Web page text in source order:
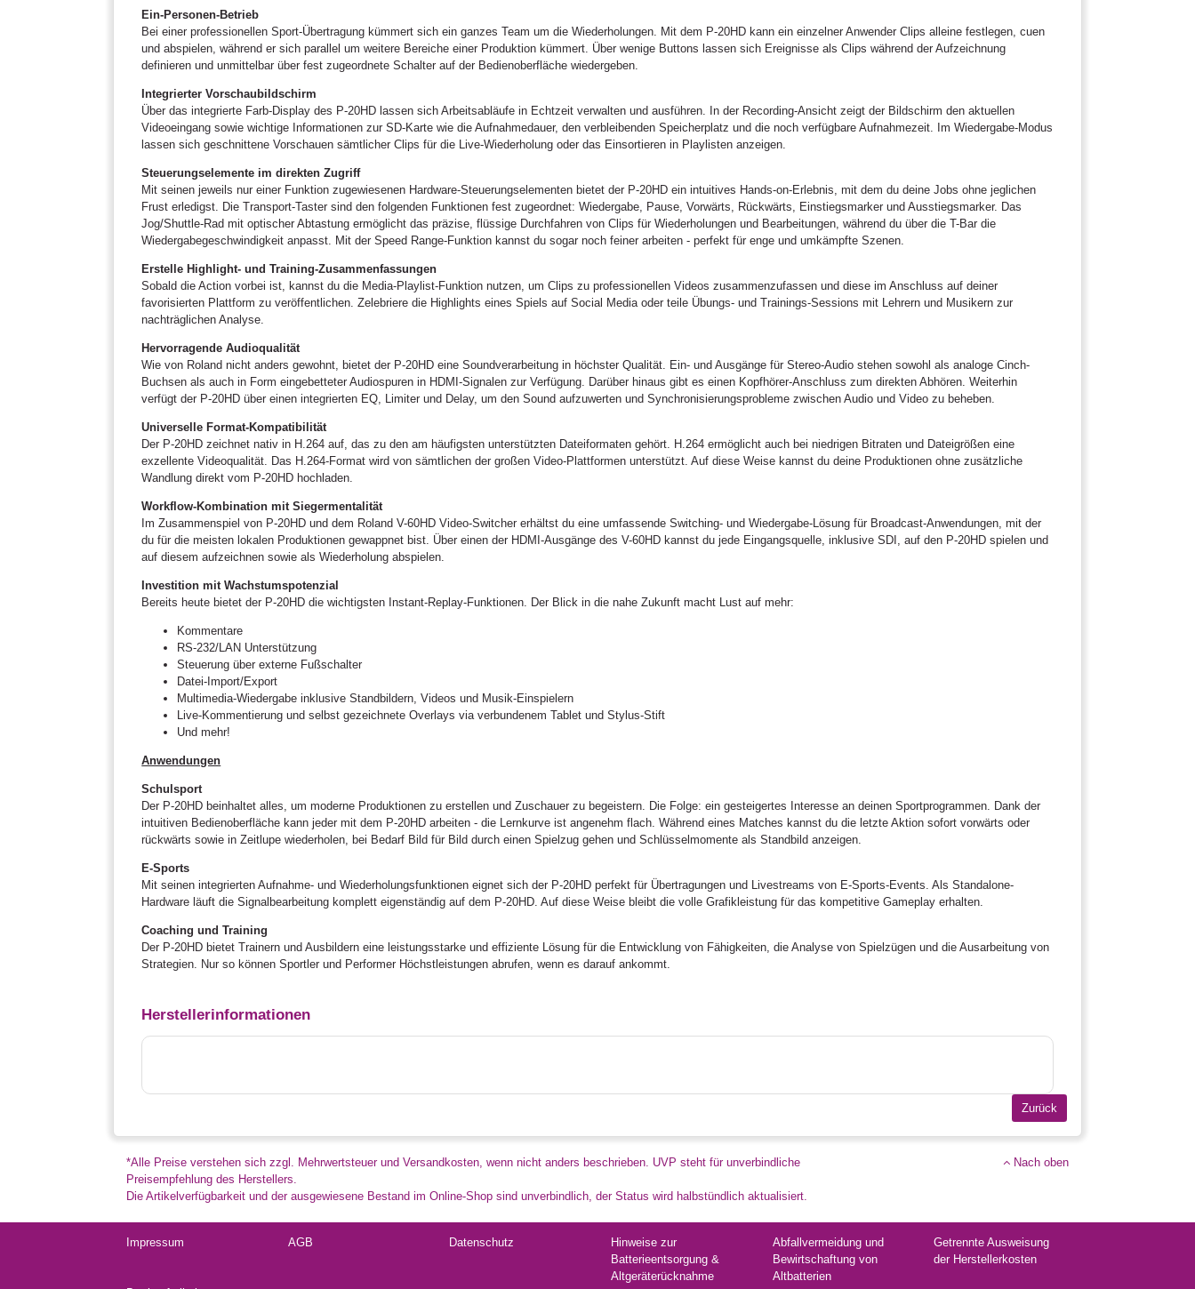
Ein-Personen-Betrieb
Bei einer professionellen Sport-Übertragung kümmert sich ein ganzes Team um die Wiederholungen. Mit dem P-20HD kann ein einzelner Anwender Clips alleine festlegen, cuen
und abspielen, während er sich parallel um weitere Bereiche einer Produktion kümmert. Über wenige Buttons lassen sich Ereignisse als Clips während der Aufzeichnung
definieren und unmittelbar über fest zugeordnete Schalter auf der Bedienoberfläche wiedergeben.
Integrierter Vorschaubildschirm
Über das integrierte Farb-Display des P-20HD lassen sich Arbeitsabläufe in Echtzeit verwalten und ausführen. In der Recording-Ansicht zeigt der Bildschirm den aktuellen
Videoeingang sowie wichtige Informationen zur SD-Karte wie die Aufnahmedauer, den verbleibenden Speicherplatz und die noch verfügbare Aufnahmezeit. Im Wiedergabe-Modus
lassen sich geschnittene Vorschauen sämtlicher Clips für die Live-Wiederholung oder das Einsortieren in Playlisten anzeigen.
Steuerungselemente im direkten Zugriff
Mit seinen jeweils nur einer Funktion zugewiesenen Hardware-Steuerungselementen bietet der P-20HD ein intuitives Hands-on-Erlebnis, mit dem du deine Jobs ohne jeglichen
Frust erledigst. Die Transport-Taster sind den folgenden Funktionen fest zugeordnet: Wiedergabe, Pause, Vorwärts, Rückwärts, Einstiegsmarker und Ausstiegsmarker. Das
Jog/Shuttle-Rad mit optischer Abtastung ermöglicht das präzise, flüssige Durchfahren von Clips für Wiederholungen und Bearbeitungen, während du über die T-Bar die
Wiedergabegeschwindigkeit anpasst. Mit der Speed Range-Funktion kannst du sogar noch feiner arbeiten - perfekt für enge und umkämpfte Szenen.
Erstelle Highlight- und Training-Zusammenfassungen
Sobald die Action vorbei ist, kannst du die Media-Playlist-Funktion nutzen, um Clips zu professionellen Videos zusammenzufassen und diese im Anschluss auf deiner
favorisierten Plattform zu veröffentlichen. Zelebriere die Highlights eines Spiels auf Social Media oder teile Übungs- und Trainings-Sessions mit Lehrern und Musikern zur
nachträglichen Analyse.
Hervorragende Audioqualität
Wie von Roland nicht anders gewohnt, bietet der P-20HD eine Soundverarbeitung in höchster Qualität. Ein- und Ausgänge für Stereo-Audio stehen sowohl als analoge Cinch-
Buchsen als auch in Form eingebetteter Audiospuren in HDMI-Signalen zur Verfügung. Darüber hinaus gibt es einen Kopfhörer-Anschluss zum direkten Abhören. Weiterhin
verfügt der P-20HD über einen integrierten EQ, Limiter und Delay, um den Sound aufzuwerten und Synchronisierungsprobleme zwischen Audio und Video zu beheben.
Universelle Format-Kompatibilität
Der P-20HD zeichnet nativ in H.264 auf, das zu den am häufigsten unterstützten Dateiformaten gehört. H.264 ermöglicht auch bei niedrigen Bitraten und Dateigrößen eine
exzellente Videoqualität. Das H.264-Format wird von sämtlichen der großen Video-Plattformen unterstützt. Auf diese Weise kannst du deine Produktionen ohne zusätzliche
Wandlung direkt vom P-20HD hochladen.
Workflow-Kombination mit Siegermentalität
Im Zusammenspiel von P-20HD und dem Roland V-60HD Video-Switcher erhältst du eine umfassende Switching- und Wiedergabe-Lösung für Broadcast-Anwendungen, mit der
du für die meisten lokalen Produktionen gewappnet bist. Über einen der HDMI-Ausgänge des V-60HD kannst du jede Eingangsquelle, inklusive SDI, auf den P-20HD spielen und
auf diesem aufzeichnen sowie als Wiederholung abspielen.
Investition mit Wachstumspotenzial
Bereits heute bietet der P-20HD die wichtigsten Instant-Replay-Funktionen. Der Blick in die nahe Zukunft macht Lust auf mehr:
Kommentare
RS-232/LAN Unterstützung
Steuerung über externe Fußschalter
Datei-Import/Export
Multimedia-Wiedergabe inklusive Standbildern, Videos und Musik-Einspielern
Live-Kommentierung und selbst gezeichnete Overlays via verbundenem Tablet und Stylus-Stift
Und mehr!
Anwendungen
Schulsport
Der P-20HD beinhaltet alles, um moderne Produktionen zu erstellen und Zuschauer zu begeistern. Die Folge: ein gesteigertes Interesse an deinen Sportprogrammen. Dank der
intuitiven Bedienoberfläche kann jeder mit dem P-20HD arbeiten - die Lernkurve ist angenehm flach. Während eines Matches kannst du die letzte Aktion sofort vorwärts oder
rückwärts sowie in Zeitlupe wiederholen, bei Bedarf Bild für Bild durch einen Spielzug gehen und Schlüsselmomente als Standbild anzeigen.
E-Sports
Mit seinen integrierten Aufnahme- und Wiederholungsfunktionen eignet sich der P-20HD perfekt für Übertragungen und Livestreams von E-Sports-Events. Als Standalone-
Hardware läuft die Signalbearbeitung komplett eigenständig auf dem P-20HD. Auf diese Weise bleibt die volle Grafikleistung für das kompetitive Gameplay erhalten.
Coaching und Training
Der P-20HD bietet Trainern und Ausbildern eine leistungsstarke und effiziente Lösung für die Entwicklung von Fähigkeiten, die Analyse von Spielzügen und die Ausarbeitung von
Strategien. Nur so können Sportler und Performer Höchstleistungen abrufen, wenn es darauf ankommt.
Herstellerinformationen
*Alle Preise verstehen sich zzgl. Mehrwertsteuer und Versandkosten, wenn nicht anders beschrieben. UVP steht für unverbindliche
Preisempfehlung des Herstellers.
Die Artikelverfügbarkeit und der ausgewiesene Bestand im Online-Shop sind unverbindlich, der Status wird halbstündlich aktualisiert.
Nach oben
Impressum AGB Datenschutz
Hinweise zur
Batterieentsorgung &
Altgeräterücknahme
Abfallvermeidung und
Bewirtschaftung von
Altbatterien
Getrennte Ausweisung
der Herstellerkosten